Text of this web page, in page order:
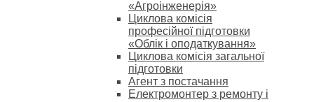
«Агроінженерія»
Циклова комісія
професійної підготовки
«Облік і оподаткування»
Циклова комісія загальної
підготовки
Агент з постачання
Електромонтер з ремонту і